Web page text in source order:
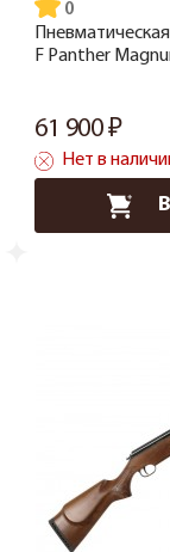
F Panther
61 900
Нет в